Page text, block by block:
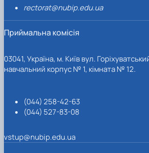
rectorat@nubip.edu.ua
Приймальна комісія
03041, Україна, м. Київ вул.
навчальний корпус № 1, кімната № 12.
(044) 258-42-63
(044) 527-83-08
vstup@nubip.edu.ua